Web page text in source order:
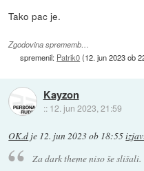
Tako pac je.
Zgodovina sprememb…
spremenil: Patrik0(12. jun 2023 ob
Kayzon
:: 12. jun 2023, 21:59
OK.d je 12. jun 2023 ob 18:55
Za dark theme niso še slišali.